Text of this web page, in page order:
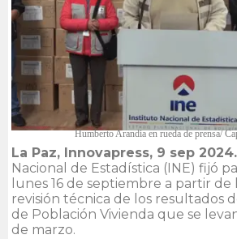
Humberto Arandia en rueda de prensa/
La Paz, Innovapress, 9 sep
Nacional de Estadística (INE) fijó
lunes 16 de septiembre a partir de
revisión técnica de los resultados
de Población Vivienda que se
de marzo.